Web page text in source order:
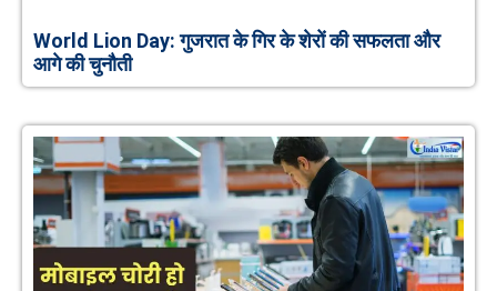
World Lion Day: गुजरात के गिर के शेरों की सफलता और
आगे की चुनौती